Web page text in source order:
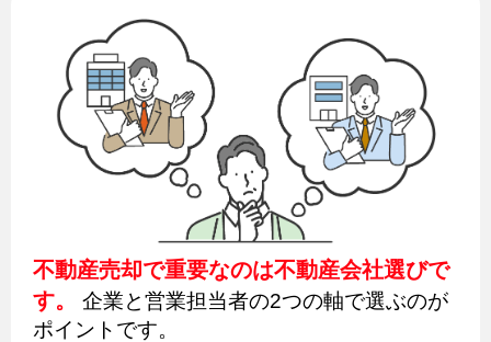
不動産売却で重要なのは不動産会社選びで
す。
企業と営業担当者の2つの軸で選ぶのが
ポイントです。